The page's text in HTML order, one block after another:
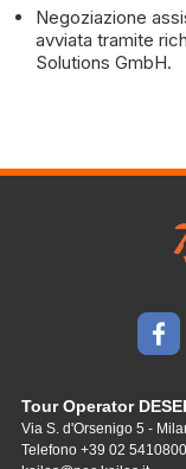
Negoziazione
avviata tramite
Solutions GmbH.
Tour Operator
Via S. d'Orsenigo 5 -
Telefono +39 02